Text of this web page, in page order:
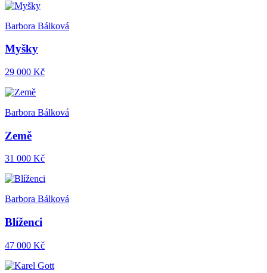
Barbora Bálková
Myšky
29 000 Kč
Barbora Bálková
Země
31 000 Kč
Barbora Bálková
Blíženci
47 000 Kč